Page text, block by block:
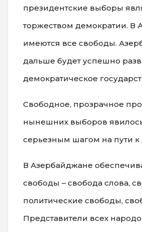
президентские выборы
торжеством демократии. В
имеются все свободы.
дальше будет успешно
демократическое
Свободное, прозрачное
нынешних выборов
серьезным шагом на пути к
В Азербайджане
свободы – свобода слова,
политические свободы,
Представители всех